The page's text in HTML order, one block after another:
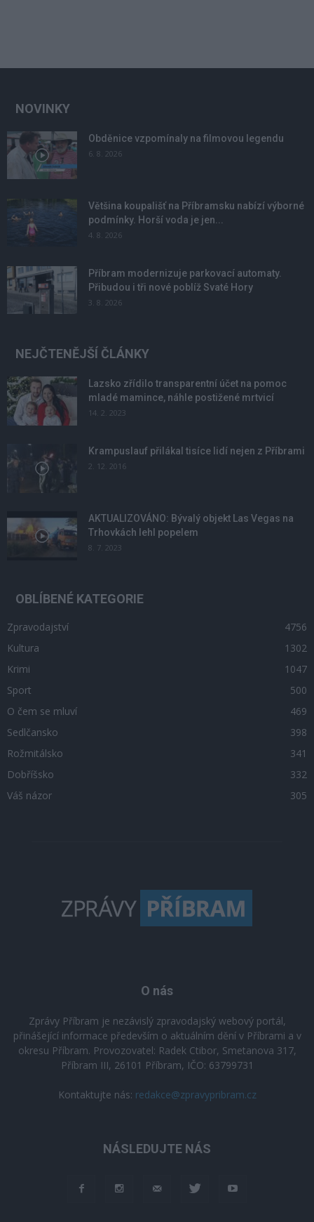
NOVINKY
Obděnice vzpomínaly na filmovou legendu
6. 8. 2026
Většina koupališť na Příbramsku nabízí výborné
podmínky. Horší voda je jen...
4. 8. 2026
Příbram modernizuje parkovací automaty.
Přibudou i tři nové poblíž Svaté Hory
3. 8. 2026
NEJČTENĚJŠÍ ČLÁNKY
Lazsko zřídilo transparentní účet na pomoc
mladé mamince, náhle postižené mrtvicí
14. 2. 2023
Krampuslauf přilákal tisíce lidí nejen z Příbrami
2. 12. 2016
AKTUALIZOVÁNO: Bývalý objekt Las Vegas na
Trhovkách lehl popelem
8. 7. 2023
OBLÍBENÉ KATEGORIE
Zpravodajství
4756
Kultura
1302
Krimi
1047
Sport
500
O čem se mluví
469
Sedlčansko
398
Rožmitálsko
341
Dobříšsko
332
Váš názor
305
O nás
Zprávy Příbram je nezávislý zpravodajský webový portál,
přinášející informace především o aktuálním dění v Příbrami a v
okresu Příbram. Provozovatel: Radek Ctibor, Smetanova 317,
Příbram III, 26101 Příbram, IČO: 63799731
Kontaktujte nás: redakce@zpravypribram.cz
NÁSLEDUJTE NÁS